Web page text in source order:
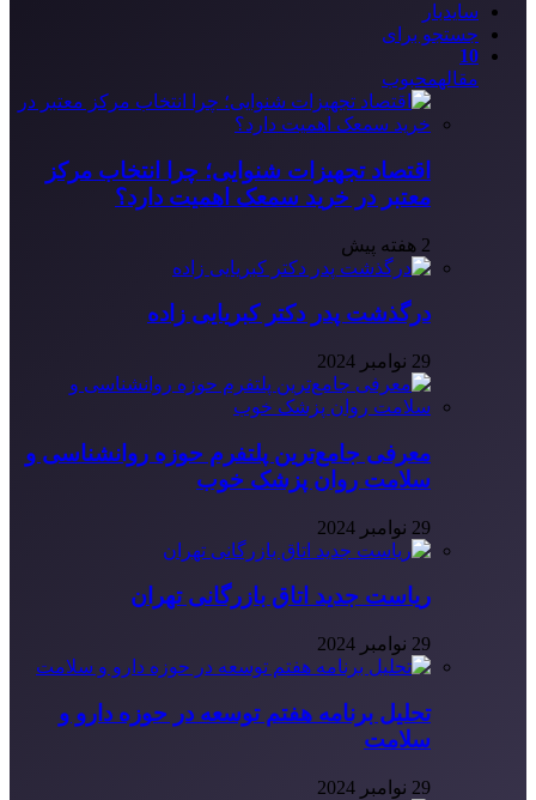
سایدبار
جستجو برای
10
مقالهمحبوب
اقتصاد تجهیزات شنوایی؛ چرا انتخاب مرکز
معتبر در خرید سمعک اهمیت دارد؟
2 هفته پیش
درگذشت پدر دکتر کبریایی زاده
29 نوامبر 2024
معرفی جامع‌ترین پلتفرم حوزه روانشناسی و
سلامت روان پزشک خوب
29 نوامبر 2024
ریاست جدید اتاق بازرگانی تهران
29 نوامبر 2024
تحلیل برنامه هفتم توسعه در حوزه دارو و
سلامت
29 نوامبر 2024